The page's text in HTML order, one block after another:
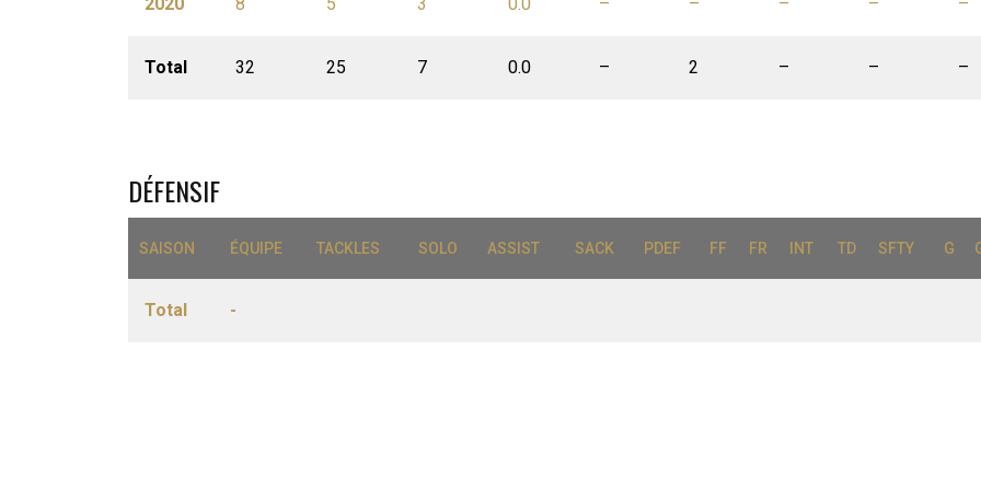
Total 32 25 7 0.0 – 2 – – –
DÉFENSIF
SAISON ÉQUIPE TACKLES SOLO ASSIST SACK PDEF FF FR INT TD SFTY G
Total -